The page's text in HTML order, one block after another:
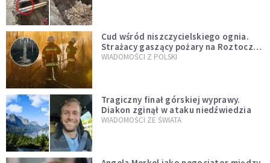
Cud wśród niszczycielskiego ognia.
Strażacy gaszący pożary na Roztoczu
opublikowali niezwykłe zdjęcie
WIADOMOŚCI Z POLSKI
Tragiczny finał górskiej wyprawy.
Diakon zginął w ataku niedźwiedzia
WIADOMOŚCI ZE ŚWIATA